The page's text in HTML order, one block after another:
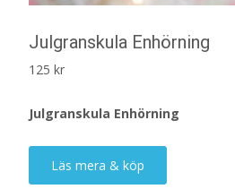
Julgranskula Enhörning
125 kr
Julgranskula Enhörning
Läs mera & köp